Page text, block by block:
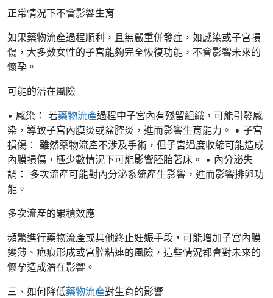
正常情況下不會影響生育
如果藥物流產過程順利，且無嚴重併發症，如感染或子宮損
傷，大多數女性的子宮能夠完全恢復功能，不會影響未來的
懷孕。
可能的潛在風險
• 感染： 若藥物流產過程中子宮內有殘留組織，可能引發感
染，導致子宮內膜炎或盆腔炎，進而影響生育能力。 • 子宮
損傷： 雖然藥物流產不涉及手術，但子宮過度收縮可能造成
內膜損傷，極少數情況下可能影響胚胎著床。 • 內分泌失
調： 多次流產可能對內分泌系統產生影響，進而影響排卵功
能。
多次流產的累積效應
頻繁進行藥物流產或其他終止妊娠手段，可能增加子宮內膜
變薄、疤痕形成或宮腔粘連的風險，這些情況都會對未來的
懷孕造成潛在影響。
三、如何降低藥物流產對生育的影響